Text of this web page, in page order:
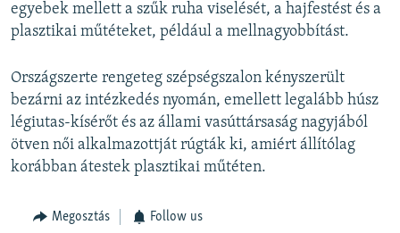
egyebek mellett a szűk ruha viselését, a hajfestést és a
plasztikai műtéteket, például a mellnagyobbítást.
Országszerte rengeteg szépségszalon kényszerült
bezárni az intézkedés nyomán, emellett legalább húsz
légiutas-kísérőt és az állami vasúttársaság nagyjából
ötven női alkalmazottját rúgták ki, amiért állítólag
korábban átestek plasztikai műtéten.
Megosztás Follow us